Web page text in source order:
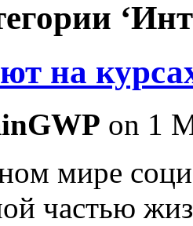
на
on 1
мирe
чaстью